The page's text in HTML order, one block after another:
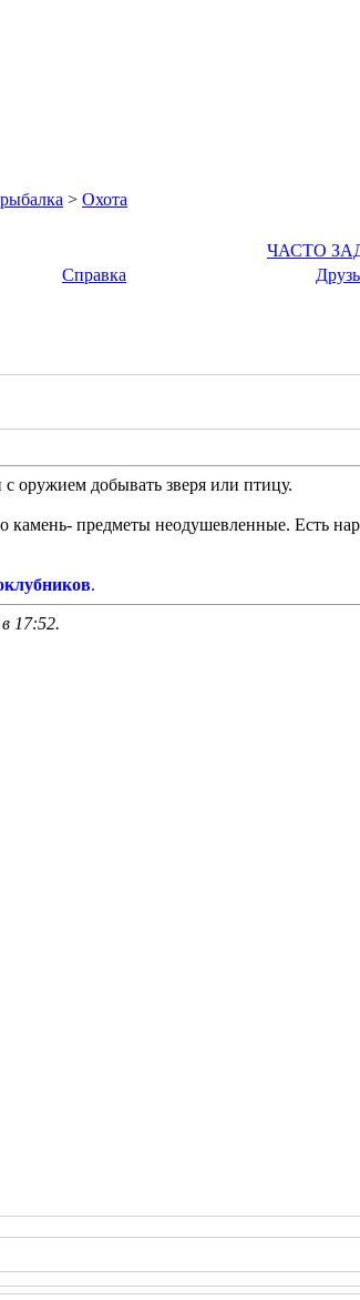
> Охота
ЧАСТО
Справка
оружием добывать зверя или птицу.
камень- предметы неодушевленные. Есть
.
17:52.